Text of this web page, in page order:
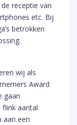
receptie van
etc. Bij
betrokken
wij als
Award
gaan
flink aantal
aan een